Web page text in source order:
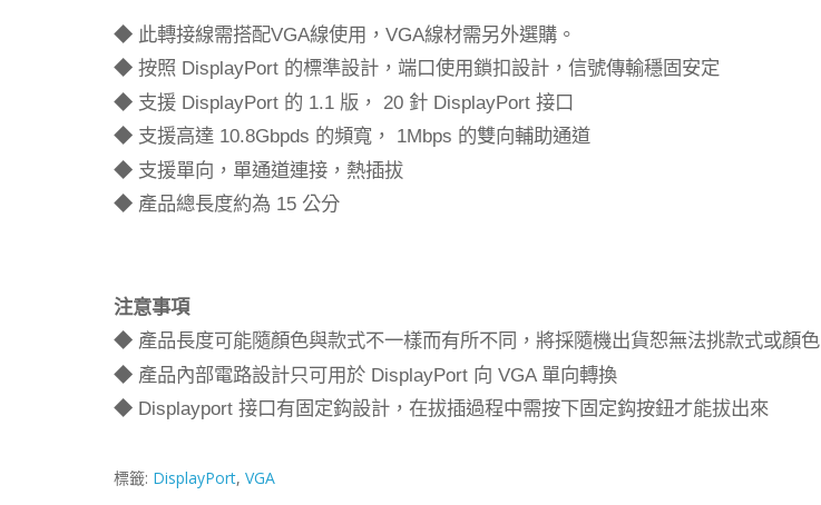
◆ 此轉接線需搭配VGA線使用， VGA線材需另外選購。
◆ 按照 DisplayPort 的標準設計，端口使用鎖扣設計，信號傳輸穩固安定
◆ 支援 DisplayPort 的 1.1 版， 20 針 DisplayPort 接口
◆ 支援高達 10.8Gbpds 的頻寬， 1Mbps 的雙向輔助通道
◆ 支援單向，單通道連接，熱插拔
◆ 產品總長度約為 15 公分
注意事項
◆ 產品長度可能隨顏色與款式不一樣而有所不同，將採隨機出貨恕無法挑款式或顏色
◆ 產品內部電路設計只可用於 DisplayPort 向 VGA 單向轉換
◆ Displayport 接口有固定鈎設計，在拔插過程中需按下固定鈎按鈕才能拔出來
標籤: DisplayPort, VGA